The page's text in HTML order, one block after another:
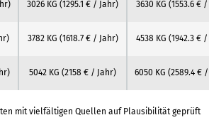
3026 KG (1295.1 € / Jahr) 3630 KG (1553.6 €
3782 KG (1618.7 € / Jahr) 4538 KG (1942.3 €
5042 KG (2158 € / Jahr) 6050 KG (2589.4 €
mit vielfältigen Quellen auf Plausibilität geprüft